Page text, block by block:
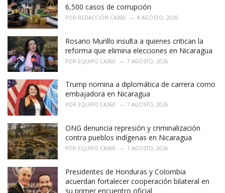
:
6,500 casos de corrupción
POR REDACCIÓN CA360 8 AGOSTO, 2026
Rosario Murillo insulta a quienes critican la
reforma que elimina elecciones en Nicaragua
POR EQUIPO CA360 7 AGOSTO, 2026
Trump nomina a diplomática de carrera como
embajadora en Nicaragua
POR EQUIPO CA360 7 AGOSTO, 2026
ONG denuncia represión y criminalización
contra pueblos indígenas en Nicaragua
POR EQUIPO CA360 7 AGOSTO, 2026
Presidentes de Honduras y Colombia
acuerdan fortalecer cooperación bilateral en
su primer encuentro oficial